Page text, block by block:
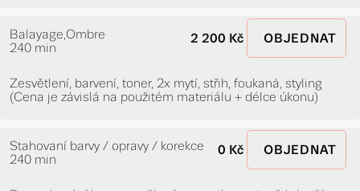
Balayage,Ombre
240 min
2 200 Kč OBJEDNAT
Zesvětlení, barvení, toner, 2x mytí, střih, foukaná, styling
(Cena je závislá na použitém materiálu + délce úkonu)
Stahovaní barvy / opravy / korekce
240 min
0 Kč OBJEDNAT